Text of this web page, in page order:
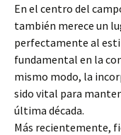
En el centro del
también merece un
perfectamente al
fundamental en la
mismo modo, la
sido vital para
última década.
Más recientemente,